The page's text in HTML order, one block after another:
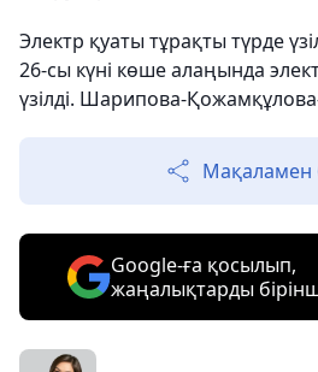
Электр қуаты тұрақты түрде
26-сы күні көше алаңында
үзілді. Шарипова-
Мақаламен
Google-ға қосылып,
жаңалықтарды